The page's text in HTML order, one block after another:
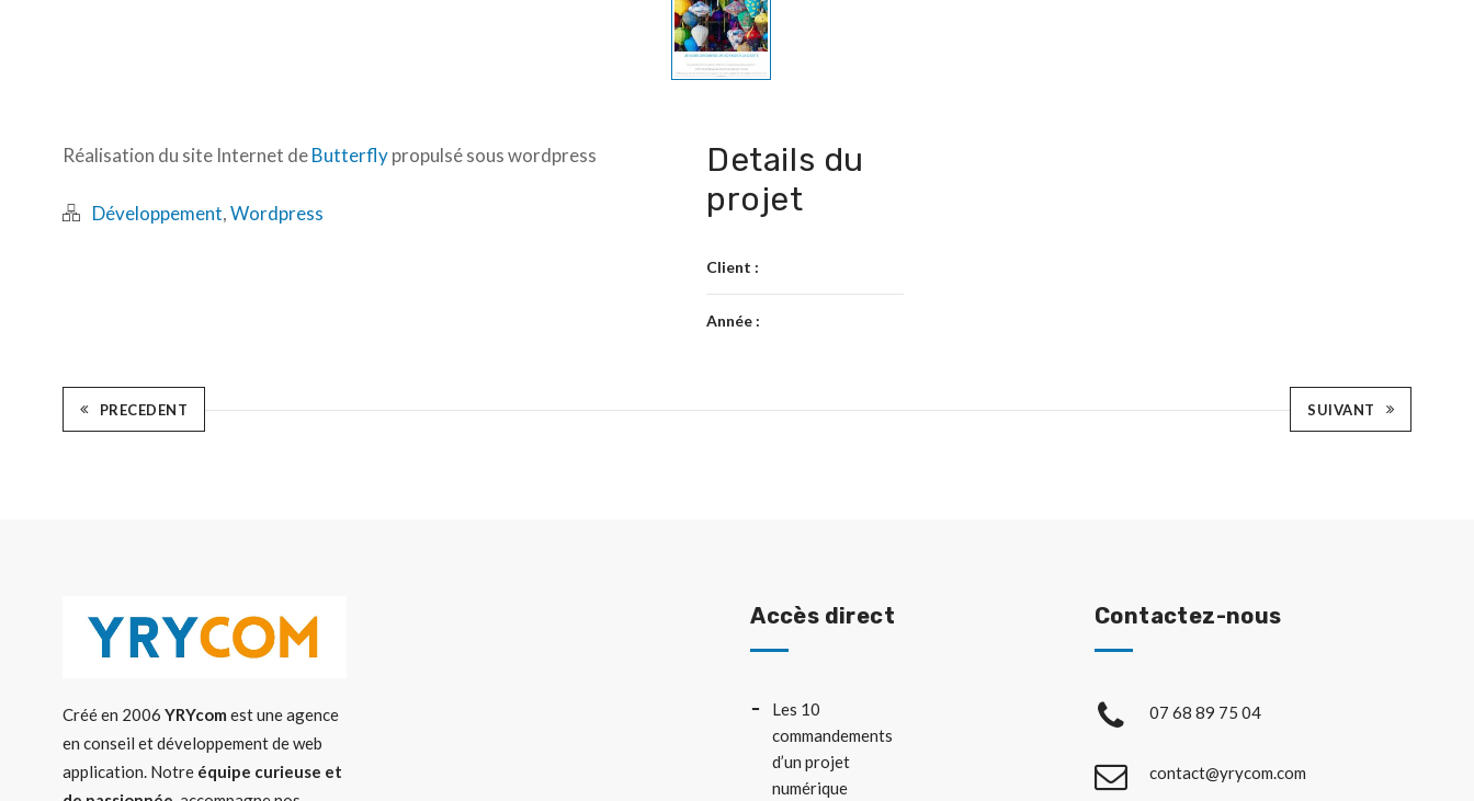
Réalisation du site Internet deButterflypropulsé sous wordpress
Développement,Wordpress
Details du
projet
Client :
Année :
PRECEDENT SUIVANT
Créé en 2006 YRYcom est une agence
en conseil et développement de web
application. Notre équipe curieuse et
Accès direct
Les 10
commandements
d’un projet
numérique
Contactez-nous
07 68 89 75 04
contact@yrycom.com